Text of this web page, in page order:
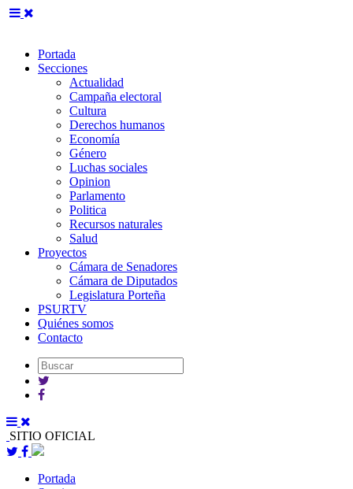
Portada
Secciones
Actualidad
Campaña electoral
Cultura
Derechos humanos
Economía
Género
Luchas sociales
Opinion
Parlamento
Politica
Recursos naturales
Salud
Proyectos
Cámara de Senadores
Cámara de Diputados
Legislatura Porteña
PSURTV
Quiénes somos
Contacto
SITIO OFICIAL
Portada